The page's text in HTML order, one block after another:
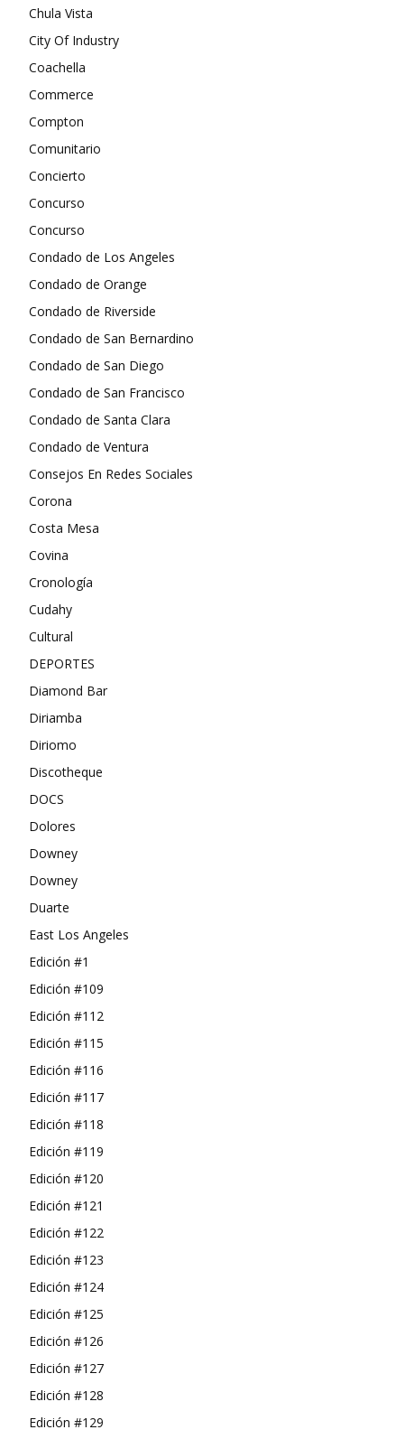
Chula Vista
City Of Industry
Coachella
Commerce
Compton
Comunitario
Concierto
Concurso
Concurso
Condado de Los Angeles
Condado de Orange
Condado de Riverside
Condado de San Bernardino
Condado de San Diego
Condado de San Francisco
Condado de Santa Clara
Condado de Ventura
Consejos En Redes Sociales
Corona
Costa Mesa
Covina
Cronología
Cudahy
Cultural
DEPORTES
Diamond Bar
Diriamba
Diriomo
Discotheque
DOCS
Dolores
Downey
Downey
Duarte
East Los Angeles
Edición #1
Edición #109
Edición #112
Edición #115
Edición #116
Edición #117
Edición #118
Edición #119
Edición #120
Edición #121
Edición #122
Edición #123
Edición #124
Edición #125
Edición #126
Edición #127
Edición #128
Edición #129